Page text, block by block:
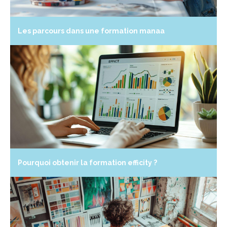
Les parcours dans une formation manaa
Pourquoi obtenir la formation efficity ?